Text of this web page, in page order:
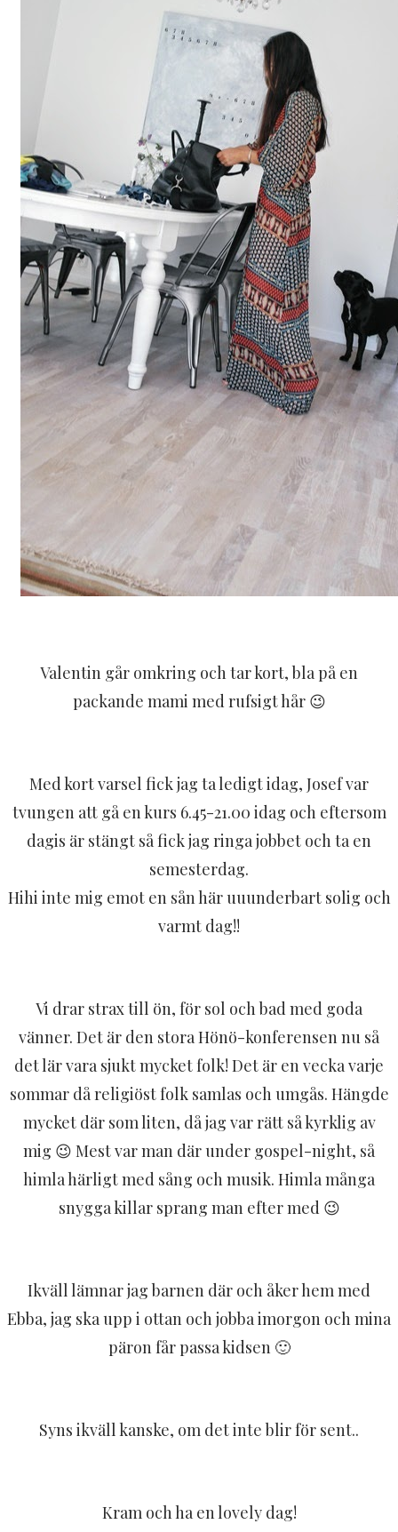
Valentin går omkring och tar kort, bla på en
packande mami med rufsigt hår 😉
Med kort varsel fick jag ta ledigt idag, Josef var
tvungen att gå en kurs 6.45-21.00 idag och eftersom
dagis är stängt så fick jag ringa jobbet och ta en
semesterdag.
Hihi inte mig emot en sån här uuunderbart solig och
varmt dag!!
Vi drar strax till ön, för sol och bad med goda
vänner. Det är den stora Hönö-konferensen nu så
det lär vara sjukt mycket folk! Det är en vecka varje
sommar då religiöst folk samlas och umgås. Hängde
mycket där som liten, då jag var rätt så kyrklig av
mig 😉 Mest var man där under gospel-night, så
himla härligt med sång och musik. Himla många
snygga killar sprang man efter med 😉
Ikväll lämnar jag barnen där och åker hem med
Ebba, jag ska upp i ottan och jobba imorgon och mina
päron får passa kidsen 🙂
Syns ikväll kanske, om det inte blir för sent..
Kram och ha en lovely dag!